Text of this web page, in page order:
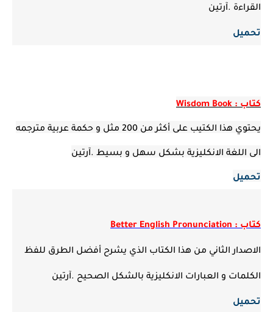
القراءة .آرتين
تحميل
كتاب : Wisdom Book
يحتوي هذا الكتيب على أكثر من 200 مثل و حكمة عربية مترجمه
الى اللغة الانكليزية بشكل سهل و بسيط .آرتين
تحميل
كتاب : Better English Pronunciation
الاصدار الثاني من هذا الكتاب الذي يشرح أفضل الطرق للفظ
الكلمات و العبارات الانكليزية بالشكل الصحيح .آرتين
تحميل